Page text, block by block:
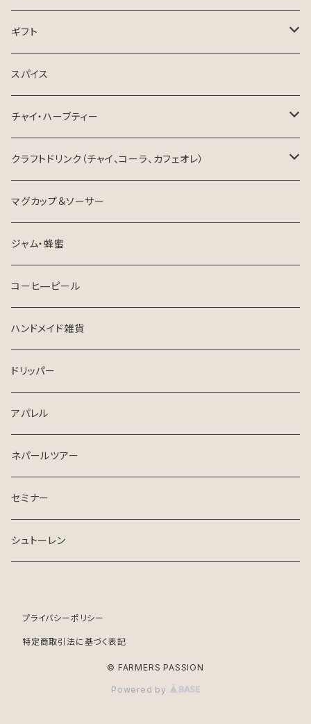
コーヒー
ドリップパック
生豆
ギフト
お中元・夏ギフト
スパイス
チャイ・ハーブティー
ハーブティー
チャイ
クラフトドリンク（チャイ、コーラ、カフェオレ）
東三河×ネパール
マグカップ＆ソーサー
ジャム・蜂蜜
コーヒ—ピール
ハンドメイド雑貨
ドリッパー
アパレル
ネパールツアー
セミナー
シュトーレン
プライバシーポリシー
特定商取引法に基づく表記
© FARMERS PASSION
Powered by